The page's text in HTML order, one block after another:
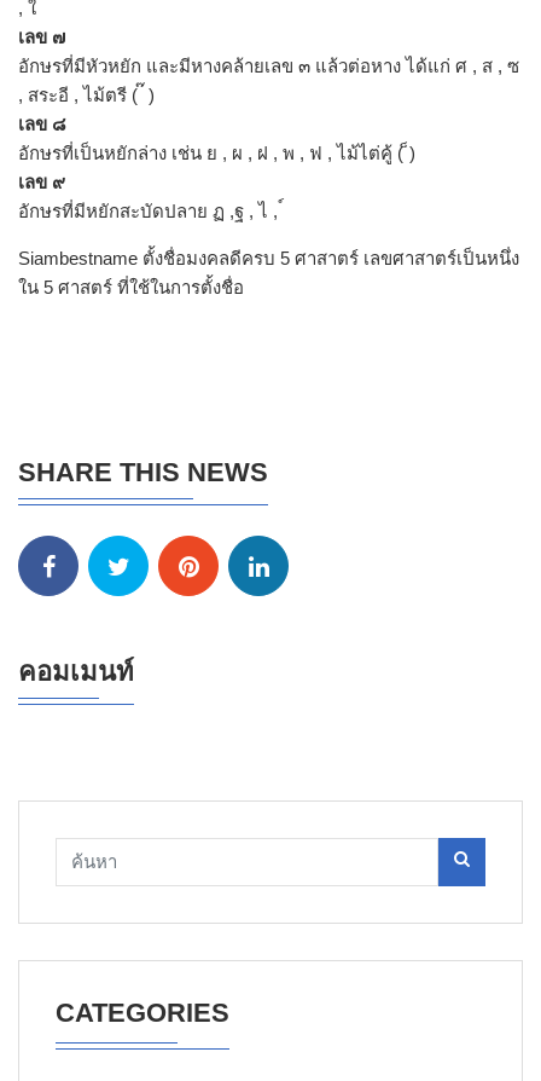
, ใ
เลข ๗
อักษรที่มีหัวหยัก และมีหางคล้ายเลข ๓ แล้วต่อหาง ได้แก่ ศ , ส , ซ
, สระอี , ไม้ตรี ( ๊ )
เลข ๘
อักษรที่เป็นหยักล่าง เช่น ย , ผ , ฝ , พ , ฟ , ไม้ไต่คู้ ( ็)
เลข ๙
อักษรที่มีหยักสะบัดปลาย ฏ ,ฐ , ไ , ์
Siambestname ตั้งชื่อมงคลดีครบ 5 ศาสาตร์ เลขศาสาตร์เป็นหนึ่ง
ใน 5 ศาสตร์ ที่ใช้ในการตั้งชื่อ
SHARE THIS NEWS
คอมเมนท์
CATEGORIES